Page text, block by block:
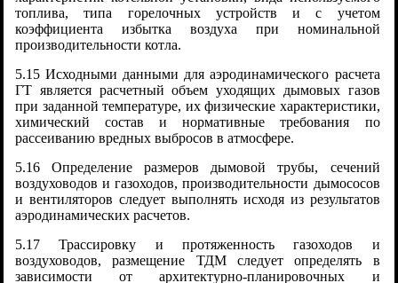
топлива, типа горелочных устройств и с учетом
коэффициента избытка воздуха при номинальной
производительности котла.
5.15 Исходными данными для аэродинамического расчета
ГТ является расчетный объем уходящих дымовых газов
при заданной температуре, их физические характеристики,
химический состав и нормативные требования по
рассеиванию вредных выбросов в атмосфере.
5.16 Определение размеров дымовой трубы, сечений
воздуховодов и газоходов, производительности дымососов
и вентиляторов следует выполнять исходя из результатов
аэродинамических расчетов.
5.17 Трассировку и протяженность газоходов и
воздуховодов, размещение ТДМ следует определять в
зависимости от архитектурно-планировочных и